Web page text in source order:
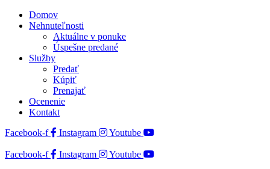
Domov
Nehnuteľnosti
Aktuálne v ponuke
Úspešne predané
Služby
Predať
Kúpiť
Prenajať
Ocenenie
Kontakt
Facebook-f
Instagram Youtube
Facebook-f Instagram
Youtube